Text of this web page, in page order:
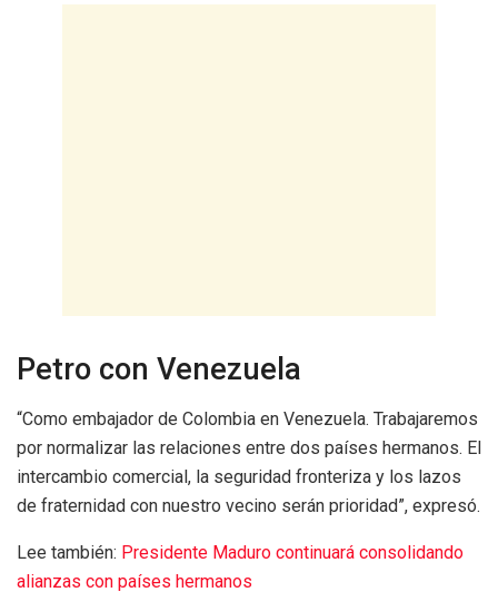
Petro con Venezuela
“Como embajador de Colombia en Venezuela. Trabajaremos
por normalizar las relaciones entre dos países hermanos. El
intercambio comercial, la seguridad fronteriza y los lazos
de fraternidad con nuestro vecino serán prioridad”, expresó.
Lee también: Presidente Maduro continuará consolidando
alianzas con países hermanos